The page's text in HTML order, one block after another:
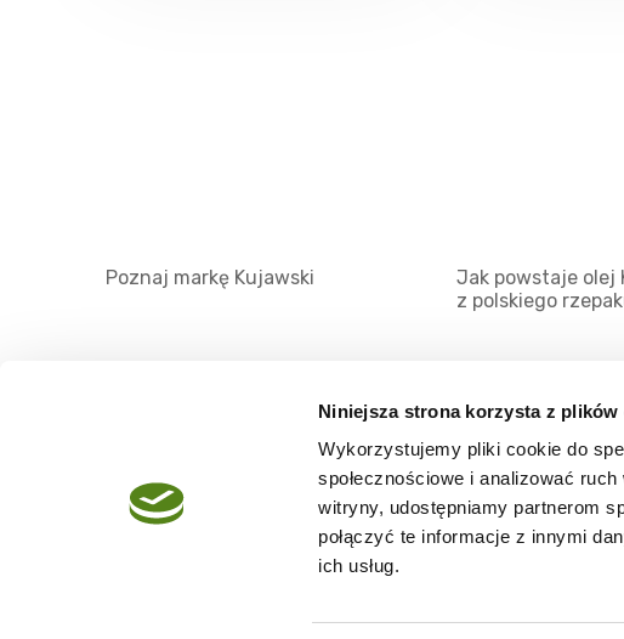
Niniejsza strona korzysta z plików
Wykorzystujemy pliki cookie do
społecznościowe i analizować
witryny, udostępniamy partnerom
połączyć te informacje z innymi
ich usług.
Poznaj markę Kujawski
Jak powstaje olej
z polskiego
Regulamin